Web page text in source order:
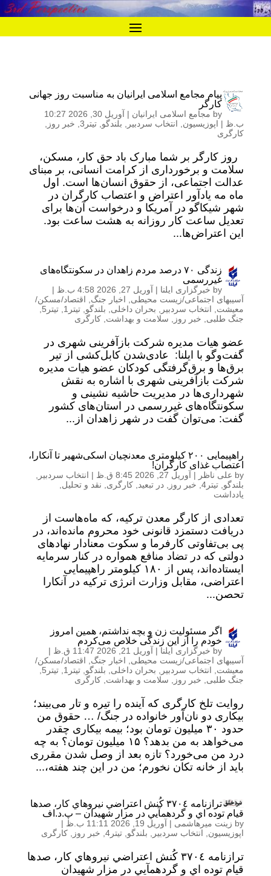
پیام مجامع اسلامی ایرانیان به مناسبت روز جهانی
کارگر
by مجامع اسلامی ایرانیان |
آوریل 30, 2026 10:27
ب.ظ | اپوزیسیون انتخاب سردبیر بلندگو تیتر3 , خبر روز
کارگری
روز کارگر بر شما مبارک باد حق کار، مسکن،
سلامت و برخورداری از کرامت انسانی، بر مبنای
عدالت اجتماعی، از حقوق انسان‌ها است. اول
ماه مه یادآور اعتراض و اعتصاب کارگران در
شهر شیکاگو در آمریکا و درخواست آن‌ها برای
تعدیل ساعت کار روزانه به هشت ساعت بود.
این اعتراض‌ها...
زندگی ٧٠ درصد مردم زاهدان در سکونتگاه‌های
غیررسمی
by خبرگزاری ایلنا | آوریل 27, 2026 4:58 ب.ظ
|
آسیبهای اجتماعی/زیست محیطی
اخبار جنگ
اقتصاد/مسکن/
معیشت
انتخاب سردبیر بحران داخلی بلندگو تیتر1 تیتر5
جنگ طلبی
خبر روز سلامت و بهداشت کارگری
عضو هیات مدیره شرکت بازآفرینی شهری در
گفت‌وگو با ایلنا: عادی‌شدن کابل‌کشی از تیر
برق‌ها و برق‌گرفتگی کودکان عضو هیات مدیره
شرکت بازآفرینی شهری با اشاره به نقش
شهرداری‌ها در مدیریت حاشیه نشینی و
سکونتگاه‌های غیررسمی در استان‌های کشور
گفت: می‌توان گفت در شهر زاهدان از...
راهپیمایی ۲۰۰ کیلومتری معدنچیان اسکی‌شهیر تا آنکارا،
اعتصاب غذای کارگران!
by علی ناظر | آوریل 27, 2026 8:45 ق.ظ | انتخاب سردبیر
بلندگو تیتر4 , خبر روز در تبعید کارگری نقد و تحلیل
یادداشت
تعدادی از کارگر معدن ترکیه، که ماه‌هاست از
دریافت دستمزد قانونی خود محروم مانده‌اند، در
پی بی‌تفاوتی کارفرما و سکوت معنادار نهادهای
دولتی که در تضاد منافع همواره در کنار سرمایه
ایستاده‌اند، پس از ۱۸۰ کیلومتر راهپیمایی
اعتراضی، مقابل وزارت انرژی ترکیه در آنکارا
تحصن...
اگر مسئولیت زن و بچه نداشتم، همین امروز
خودم را از این زندگی خلاص می‌کردم
by خبرگزاری ایلنا | آوریل 21, 2026 11:47 ق.ظ
|
آسیبهای اجتماعی/زیست محیطی
اخبار جنگ
اقتصاد/مسکن/
معیشت
انتخاب سردبیر بحران داخلی بلندگو تیتر1 تیتر5
جنگ طلبی
خبر روز سلامت و بهداشت کارگری
روایت تلخ کارگری که آینده را تیره و تار می‌بیند؛
بیکاری دو نان‌آور خانواده در جنگ/ … حقوق من
حدود ۳۰ میلیون تومان بود؛ بیمه بیکاری چقدر
می‌خواهد به من بدهد؟ ۱۵ میلیون تومان؟ به چه
درد من می‌خورد؟ تازه بعد از وصل شدن مقرری
باید از خانه تکان نخورم؛ من در این چند هفته،...
ترازنامه ٣٧٠٤ كُنش اعتراضي نيروهاي كار، صدها
قيام توده اي و گردهمآيي در مزار شهيدان – پ.د.اف
by زینت میرهاشمی | آوریل 19, 2026 11:11 ب.ظ
|
اپوزیسیون
انتخاب سردبیر بلندگو تیتر4 , خبر روز کارگری
ترازنامه ٣٧٠٤ كُنش اعتراضي نيروهاي كار، صدها
قيام توده اي و گردهمآيي در مزار شهيدان